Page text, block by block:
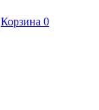
Корзина 0